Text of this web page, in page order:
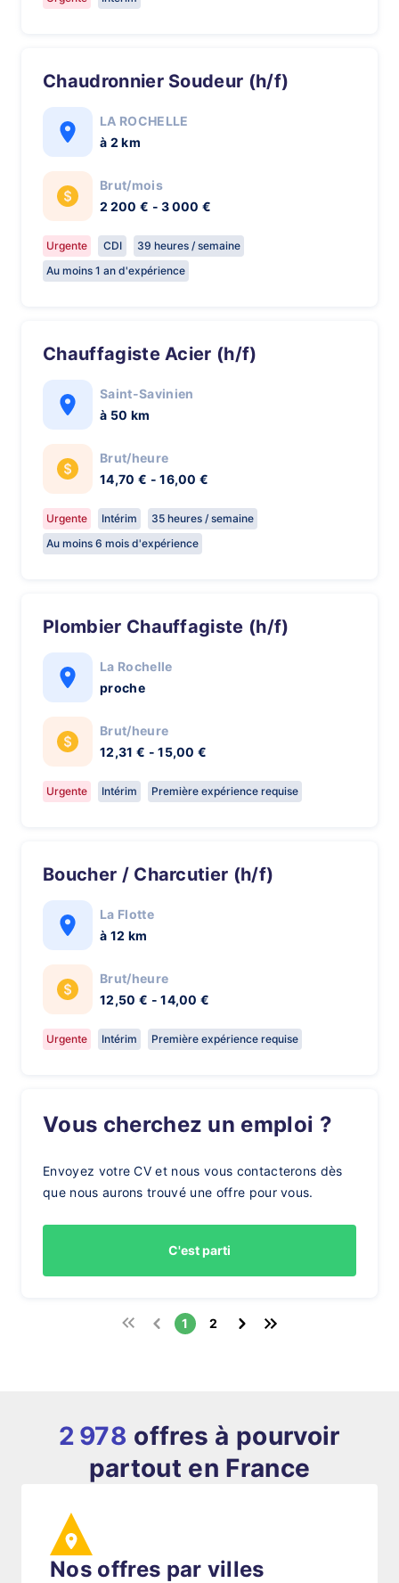
Chaudronnier Soudeur (h/f)
LA ROCHELLE
à 2 km
Brut/mois
2 200 € - 3 000 €
Urgente CDI
39 heures / semaine
Au moins 1 an d'expérience
Chauffagiste Acier (h/f)
Saint-Savinien
à 50 km
Brut/heure
14,70 € - 16,00 €
Urgente Intérim
35 heures / semaine
Au moins 6 mois d'expérience
Plombier Chauffagiste (h/f)
La Rochelle
proche
Brut/heure
12,31 € - 15,00 €
Urgente Intérim Première expérience requise
Boucher / Charcutier (h/f)
La Flotte
à 12 km
Brut/heure
12,50 € - 14,00 €
Urgente Intérim Première expérience requise
Vous cherchez un emploi ?
Envoyez votre CV et nous vous contacterons dès
que nous aurons trouvé une offre pour vous.
C'est parti
1 2
2 978 offres à pourvoir
partout en France
Nos offres par villes